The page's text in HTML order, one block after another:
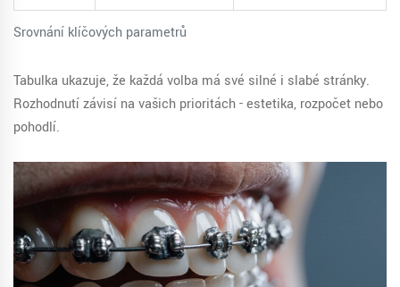
Srovnání klíčových parametrů
Tabulka ukazuje, že každá volba má své silné i slabé stránky.
Rozhodnutí závisí na vašich prioritách - estetika, rozpočet nebo
pohodlí.